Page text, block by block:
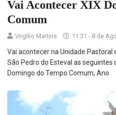
Vai Acontecer XIX
Comum
Virgílio Martins 11:31 - 8 de
Vai acontecer na Unidade Pastoral
São Pedro do Esteval as seguintes
Domingo do Tempo Comum, Ano